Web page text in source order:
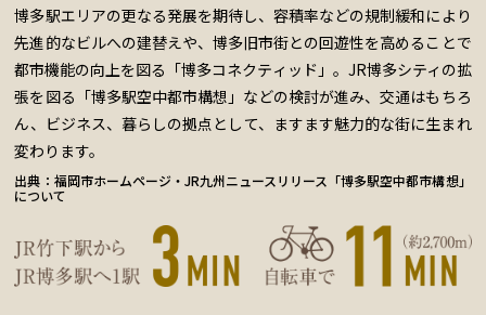
博多駅エリアの更なる発展を期待し、容積率などの規制緩和により
先進的なビルへの建替えや、博多旧市街との回遊性を高めることで
都市機能の向上を図る「博多コネクティッド」。JR博多シティの拡
張を図る「博多駅空中都市構想」などの検討が進み、交通はもちろ
ん、ビジネス、暮らしの拠点として、ますます魅力的な街に生まれ
変わります。
出典：福岡市ホームページ・JR九州ニュースリリース「博多駅空中都市構想」
について